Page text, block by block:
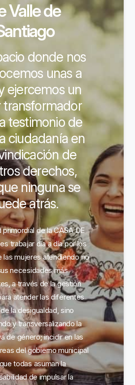
Valle de
donde nos
unas a
ejercemos un
testimonio de
ciudadanía en
de
derechos,
ninguna se
atrás.
primordial de la CASA DE
trabajar día a día por los
las mujeres atendiendo no
necesidades más
a través de la gestión
atender las diferentes
la desigualdad, sino
y transversalizando la
de género; incidir en las
del gobierno municipal
todas asuman la
de impulsar la